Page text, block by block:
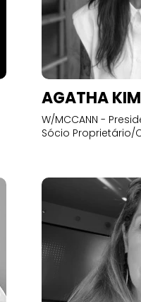
AGATHA KIM
W/MCCANN -
Sócio Proprietário/